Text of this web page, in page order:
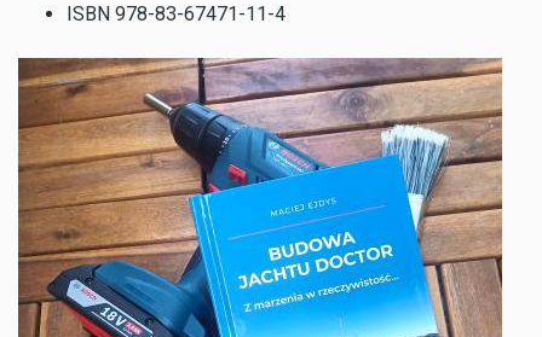
ISBN 978-83-67471-11-4